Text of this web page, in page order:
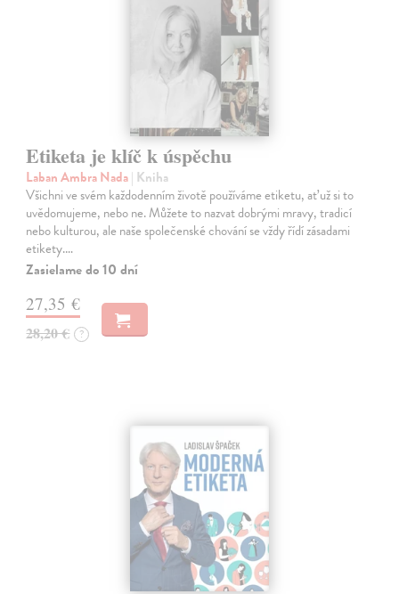
Etiketa je klíč k úspěchu
Laban Ambra Nada| Kniha
Všichni ve svém každodenním životě používáme etiketu, ať už si to
uvědomujeme, nebo ne. Můžete to nazvat dobrými mravy, tradicí
nebo kulturou, ale naše společenské chování se vždy řídí zásadami
etikety.…
Zasielame do 10 dní
27,35 €
28,20 € ?